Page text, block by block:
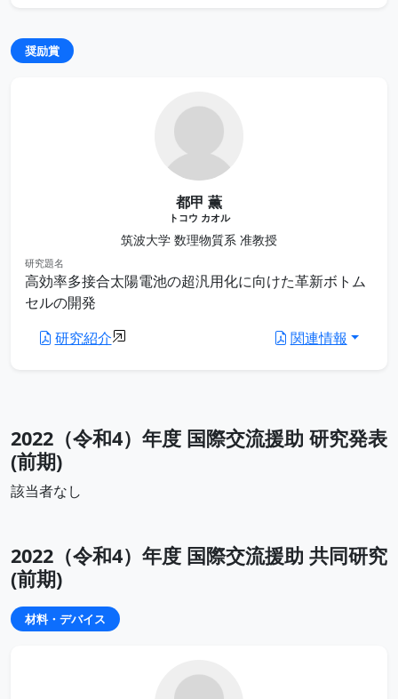
奨励賞
都甲 薫
トコウ カオル
筑波大学 数理物質系 准教授
研究題名
高効率多接合太陽電池の超汎用化に向けた革新ボトム
セルの開発
研究紹介
関連情報
2022（令和4）年度 国際交流援助 研究発表
(前期)
該当者なし
2022（令和4）年度 国際交流援助 共同研究
(前期)
材料・デバイス